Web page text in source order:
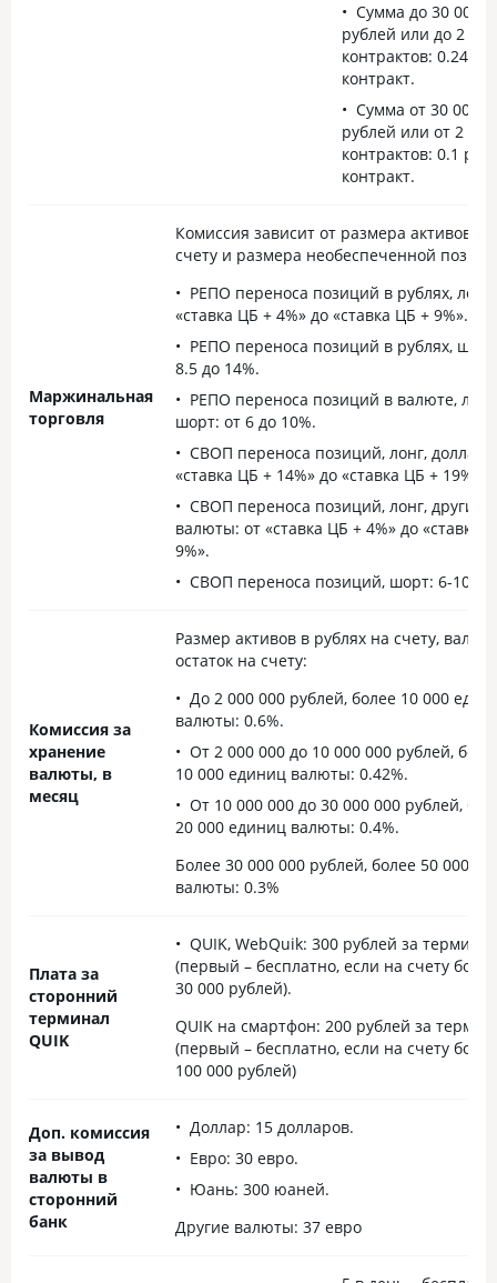
Сумма до 30 000
рублей или до 2 000
контрактов: 0.24
контракт.
Сумма от 30 000
рублей или от 2 001
контрактов: 0.1
контракт.
Маржинальная
торговля
Комиссия зависит от размера активов на
счету и размера необеспеченной
РЕПО переноса позиций в рублях,
«ставка ЦБ + 4%» до «ставка ЦБ + 9%».
РЕПО переноса позиций в рублях,
8.5 до 14%.
РЕПО переноса позиций в валюте,
шорт: от 6 до 10%.
СВОП переноса позиций, лонг,
«ставка ЦБ + 14%» до «ставка ЦБ + 19%».
СВОП переноса позиций, лонг, другие
валюты: от «ставка ЦБ + 4%» до «ставка
9%».
СВОП переноса позиций, шорт: 6-10%.
Комиссия за
хранение
валюты, в
месяц
Размер активов в рублях на счету,
остаток на счету:
До 2 000 000 рублей, более 10 000
валюты: 0.6%.
От 2 000 000 до 10 000 000 рублей,
10 000 единиц валюты: 0.42%.
От 10 000 000 до 30 000 000 рублей,
20 000 единиц валюты: 0.4%.
Более 30 000 000 рублей, более 50 000
валюты: 0.3%
Плата за
сторонний
терминал
QUIK
QUIK, WebQuik: 300 рублей за терминал
(первый – бесплатно, если на счету более
30 000 рублей).
QUIK на смартфон: 200 рублей за
(первый – бесплатно, если на счету более
100 000 рублей)
Доп. комиссия
за вывод
валюты в
сторонний
банк
Доллар: 15 долларов.
Евро: 30 евро.
Юань: 300 юаней.
Другие валюты: 37 евро